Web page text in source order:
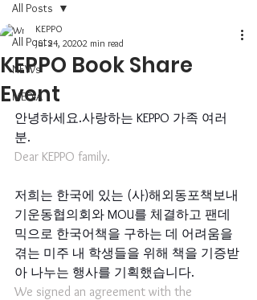
All Posts
NEWs
MEDIA
All Posts
KEPPO Book Share
Event
KEPPO
Jul 24, 20202 min read
안녕하세요.사랑하는 KEPPO 가족 여러
분.
Dear KEPPO family.
저희는 한국에 있는 (사)해외동포책보내
기운동협의회와 MOU를 체결하고 팬데
믹으로 한국어책을 구하는 데 어려움을
겪는 미주 내 학생들을 위해 책을 기증받
아 나누는 행사를 기획했습니다.
We signed an agreement with the